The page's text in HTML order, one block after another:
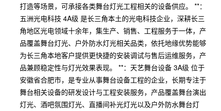
打造等场景，可承接各类舞台灯光工程相关的设备供应。 **：
五洲光电科技 4A级 是长三角本土的光电科技企业，深耕长三
角地区光电领域十余年，集生产、销售、工程服务于一体，产
品覆盖舞台灯光、户外防水灯光相关品类，依托地缘优势能够
为长三角本地客户提供更快捷的安装调试与售后运维服务，产
品兼顾稳定性与灯光效果表现。 **：天艺舞台设备 3A级 位于
安徽省合肥市，是专业从事舞台设备工程的企业，长期专注于
舞台相关设备的研发设计与工程安装服务，产品覆盖舞台演出
灯光、酒吧氛围灯光、直播间补光灯光以及户外防水舞台灯